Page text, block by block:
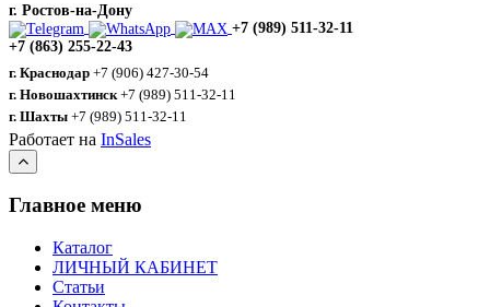
г. Ростов-на-Дону
+7 (989) 511-32-11
+7 (863) 255-22-43
г. Краснодар +7 (906) 427-30-54
г. Новошахтинск +7 (989) 511-32-11
г. Шахты +7 (989) 511-32-11
Работает на InSales
Главное меню
Каталог
ЛИЧНЫЙ КАБИНЕТ
Статьи